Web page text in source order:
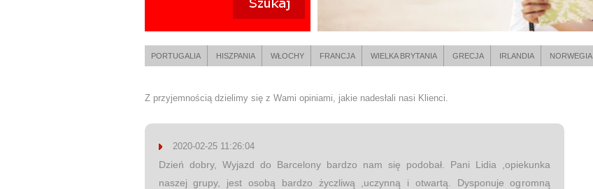
PORTUGALIA HISZPANIA WŁOCHY FRANCJA WIELKA BRYTANIA GRECJA IRLANDIA NORWEGIA
Z przyjemnością dzielimy się z Wami opiniami, jakie nadesłali nasi Klienci.
2020-02-25 11:26:04
Dzień dobry, Wyjazd do Barcelony bardzo nam się podobał. Pani Lidia ,opiekunka
naszej grupy, jest osobą bardzo życzliwą ,uczynną i otwartą. Dysponuje ogromną